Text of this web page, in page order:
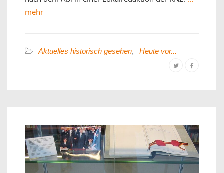
mehr
Aktuelles historisch gesehen, Heute vor...